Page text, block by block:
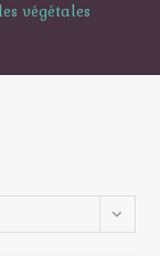
végétales